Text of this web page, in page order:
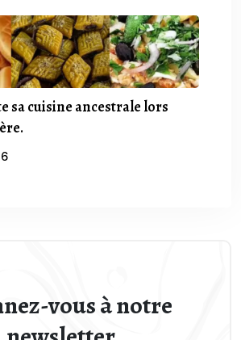
sa cuisine ancestrale lors
vous à notre